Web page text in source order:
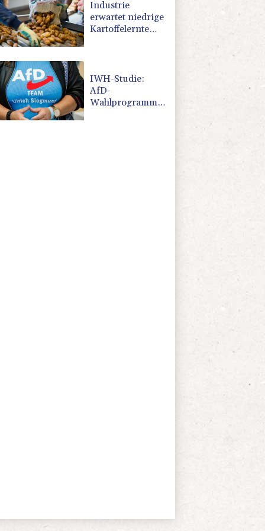
Industrie
erwartet niedrige
Kartoffelernte
IWH-Studie:
AfD-
Wahlprogramm